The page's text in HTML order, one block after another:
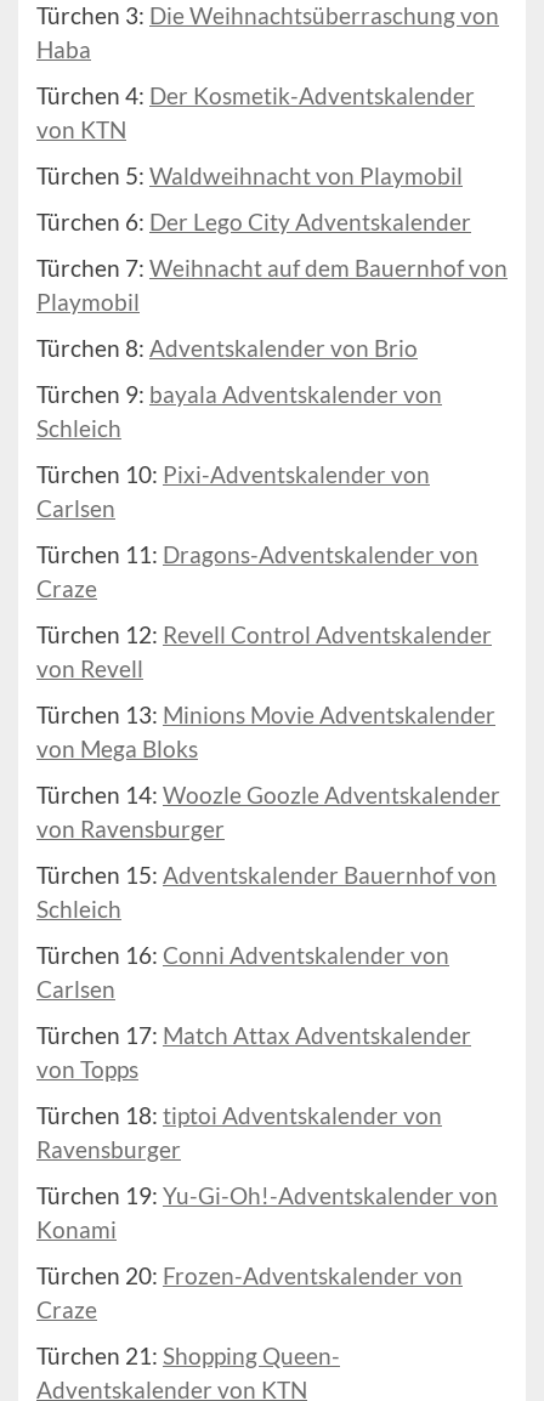
Türchen 3: Die Weihnachtsüberraschung von
Haba
Türchen 4: Der Kosmetik-Adventskalender
von KTN
Türchen 5: Waldweihnacht von Playmobil
Türchen 6: Der Lego City Adventskalender
Türchen 7: Weihnacht auf dem Bauernhof von
Playmobil
Türchen 8: Adventskalender von Brio
Türchen 9: bayala Adventskalender von
Schleich
Türchen 10: Pixi-Adventskalender von
Carlsen
Türchen 11: Dragons-Adventskalender von
Craze
Türchen 12: Revell Control Adventskalender
von Revell
Türchen 13: Minions Movie Adventskalender
von Mega Bloks
Türchen 14: Woozle Goozle Adventskalender
von Ravensburger
Türchen 15: Adventskalender Bauernhof von
Schleich
Türchen 16: Conni Adventskalender von
Carlsen
Türchen 17: Match Attax Adventskalender
von Topps
Türchen 18: tiptoi Adventskalender von
Ravensburger
Türchen 19: Yu-Gi-Oh!-Adventskalender von
Konami
Türchen 20: Frozen-Adventskalender von
Craze
Türchen 21: Shopping Queen-
Adventskalender von KTN